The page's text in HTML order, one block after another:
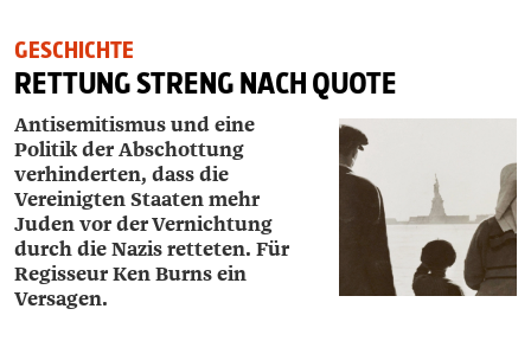
GESCHICHTE
RETTUNG STRENG NACH QUOTE
Antisemitismus und eine
Politik der Abschottung
verhinderten, dass die
Vereinigten Staaten mehr
Juden vor der Vernichtung
durch die Nazis retteten. Für
Regisseur Ken Burns ein
Versagen.